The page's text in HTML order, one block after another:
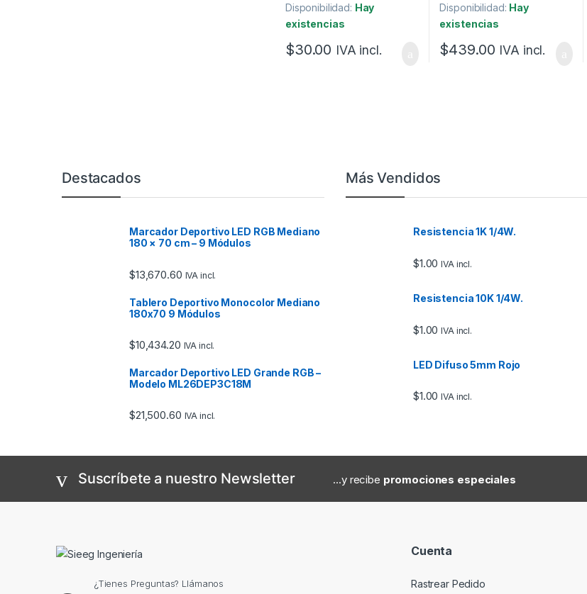
Disponibilidad: Hay
existencias
$30.00 IVA incl.
Disponibilidad: Hay
existencias
$439.00 IVA incl.
Marcas De Carrusel
Destacados
Marcador Deportivo LED RGB Mediano
180 × 70 cm – 9 Módulos
$13,670.60 IVA incl.
Tablero Deportivo Monocolor Mediano
180x70 9 Módulos
$10,434.20 IVA incl.
Marcador Deportivo LED Grande RGB –
Modelo ML26DEP3C18M
$21,500.60 IVA incl.
Más Vendidos
Resistencia 1K 1/4W.
$1.00 IVA incl.
Resistencia 10K 1/4W.
$1.00 IVA incl.
LED Difuso 5mm Rojo
$1.00 IVA incl.
Suscríbete a nuestro Newsletter ...y recibe promociones especiales
¿Tienes Preguntas? Llámanos
Cuenta
Rastrear Pedido